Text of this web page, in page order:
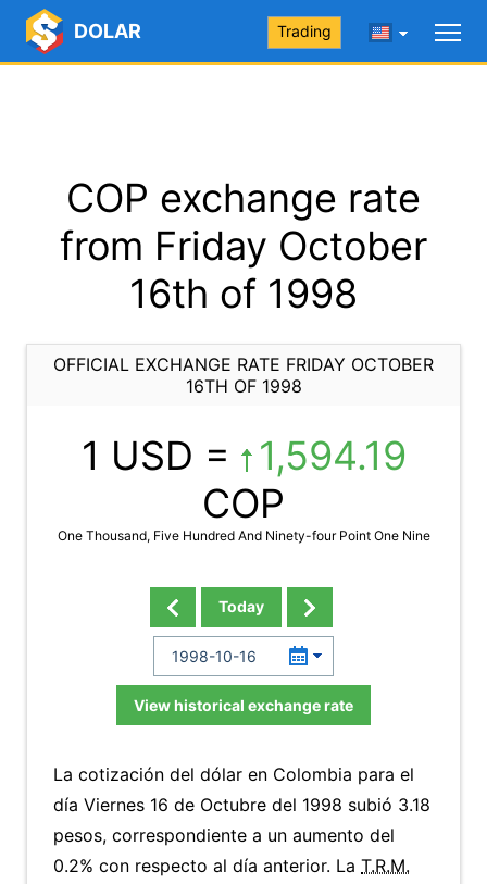
DOLAR Trading
COP exchange rate
from Friday October
16th of 1998
OFFICIAL EXCHANGE RATE FRIDAY OCTOBER
16TH OF 1998
1 USD =
1,594.19
COP
One Thousand, Five Hundred And Ninety-four Point One Nine
Today
View historical exchange rate
La cotización del dólar en Colombia para el
día Viernes 16 de Octubre del 1998 subió 3.18
pesos, correspondiente a un aumento del
0.2% con respecto al día anterior. La T.R.M.